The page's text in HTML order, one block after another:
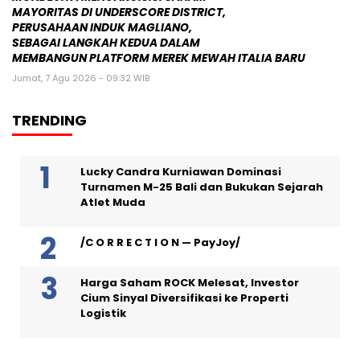
MAYORITAS DI UNDERSCORE DISTRICT,
PERUSAHAAN INDUK MAGLIANO,
SEBAGAI LANGKAH KEDUA DALAM
MEMBANGUN PLATFORM MEREK MEWAH ITALIA BARU
Jumat, 7 Agu 2026 - 09:32 WIB
TRENDING
Lucky Candra Kurniawan Dominasi
Turnamen M-25 Bali dan Bukukan Sejarah
Atlet Muda
/C O R R E C T I O N — PayJoy/
Harga Saham ROCK Melesat, Investor
Cium Sinyal Diversifikasi ke Properti
Logistik